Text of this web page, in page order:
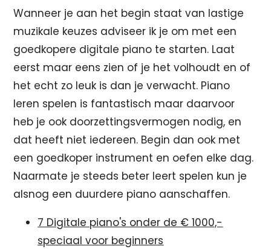
Wanneer je aan het begin staat van lastige
muzikale keuzes adviseer ik je om met een
goedkopere digitale piano te starten. Laat
eerst maar eens zien of je het volhoudt en of
het echt zo leuk is dan je verwacht. Piano
leren spelen is fantastisch maar daarvoor
heb je ook doorzettingsvermogen nodig, en
dat heeft niet iedereen. Begin dan ook met
een goedkoper instrument en oefen elke dag.
Naarmate je steeds beter leert spelen kun je
alsnog een duurdere piano aanschaffen.
7 Digitale piano's onder de € 1000,-
speciaal voor beginners